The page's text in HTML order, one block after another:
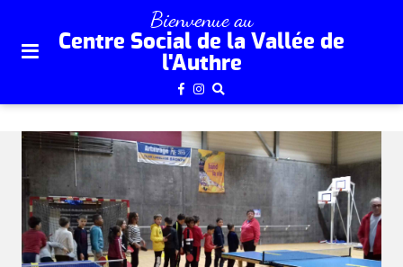
site
Bienvenue au
Centre Social de la Vallée de
l'Authre